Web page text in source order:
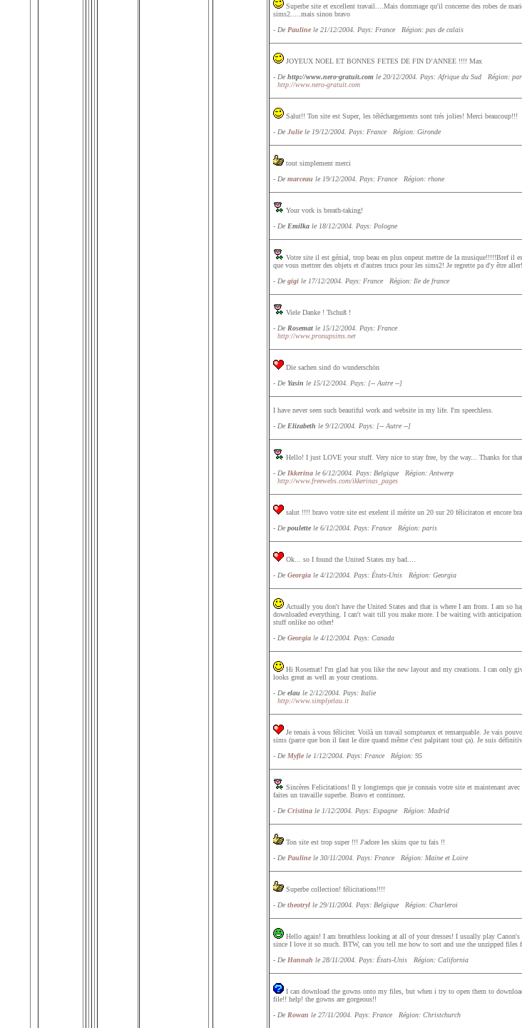
Superbe site et excellent travail....Mais dommage qu'il concerne des robes de
sims2.....mais sinon bravo
- De Paulinele 21/12/2004. Pays: France Région: pas de calais
JOYEUX NOEL ET BONNES FETES DE FIN D’ANNEE !!!! Max
- De http://www.nero-gratuit.com le 20/12/2004. Pays: Afrique du Sud Région:
http://www.nero-gratuit.com
Salut!! Ton site est Super, les téléchargements sont trés jolies! Merci beaucoup!!!
- De Juliele 19/12/2004. Pays: France Région: Gironde
tout simplement merci
- De marceau le 19/12/2004. Pays: France Région: rhone
Your vork is breath-taking!
- De Emilkale 18/12/2004. Pays: Pologne
Votre site il est génial, trop beau en plus onpeut mettre de la musique!!!!!Bref il
que vous mettrer des objets et d'autres trucs pour les sims2! Je regrette pa d'y être
- De gigile 17/12/2004. Pays: France Région: Ile de france
Viele Danke ! Tschuß !
- De Rosematle 15/12/2004. Pays: France
http://www.pronupsims.net
Die sachen sind do wunderschön
- De Yasin le 15/12/2004. Pays: [-- Autre --]
I have never seen such beautiful work and website in my life. I'm speechless.
- De Elizabeth le 9/12/2004. Pays: [-- Autre --]
Hello! I just LOVE your stuff. Very nice to stay free, by the way... Thanks for
- De Ikkerinale 6/12/2004. Pays: Belgique Région: Antwerp
http://www.freewebs.com/ikkerinas_pages
salut !!!! bravo votre site est exelent il mérite un 20 sur 20 félicitaton et encore
- De poulettele 6/12/2004. Pays: France Région: paris
Ok... so I found the United States my bad....
- De Georgiale 4/12/2004. Pays: États-Unis Région: Georgia
Actually you don't have the United States and that is where I am from. I am so
downloaded everything. I can't wait till you make more. I be waiting with
stuff onlike no other!
- De Georgiale 4/12/2004. Pays: Canada
Hi Rosemat! I'm glad hat you like the new layout and my creations. I can only
looks great as well as your creations.
- De elaule 2/12/2004. Pays: Italie
http://www.simplyelau.it
Je tenais à vous féliciter. Voilà un travail somptueux et remarquable. Je vais
sims (parce que bon il faut le dire quand même c'est palpitant tout ça). Je suis
- De Myfiele 1/12/2004. Pays: France Région: 95
Sincères Felicitations! Il y longtemps que je connais votre site et maintenant
faites un travaille superbe. Bravo et continuez.
- De Cristinale 1/12/2004. Pays: Espagne Région: Madrid
Ton site est trop super !!! J'adore les skins que tu fais !!
- De Paulinele 30/11/2004. Pays: France Région: Maine et Loire
Superbe collection! félicitations!!!!
- De theotrylle 29/11/2004. Pays: Belgique Région: Charleroi
Hello again! I am breathless looking at all of your dresses! I usually play
since I love it so much. BTW, can you tell me how to sort and use the unzipped files
- De Hannah le 28/11/2004. Pays: États-Unis Région: California
I can download the gowns onto my files, but when i try to open them to
file!! help! the gowns are gorgeous!!
- De Rowan le 27/11/2004. Pays: France Région: Christchurch